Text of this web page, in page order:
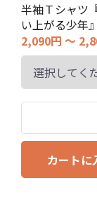
半袖Ｔシャツ
い上がる少年』
2,090円 ～
カートに